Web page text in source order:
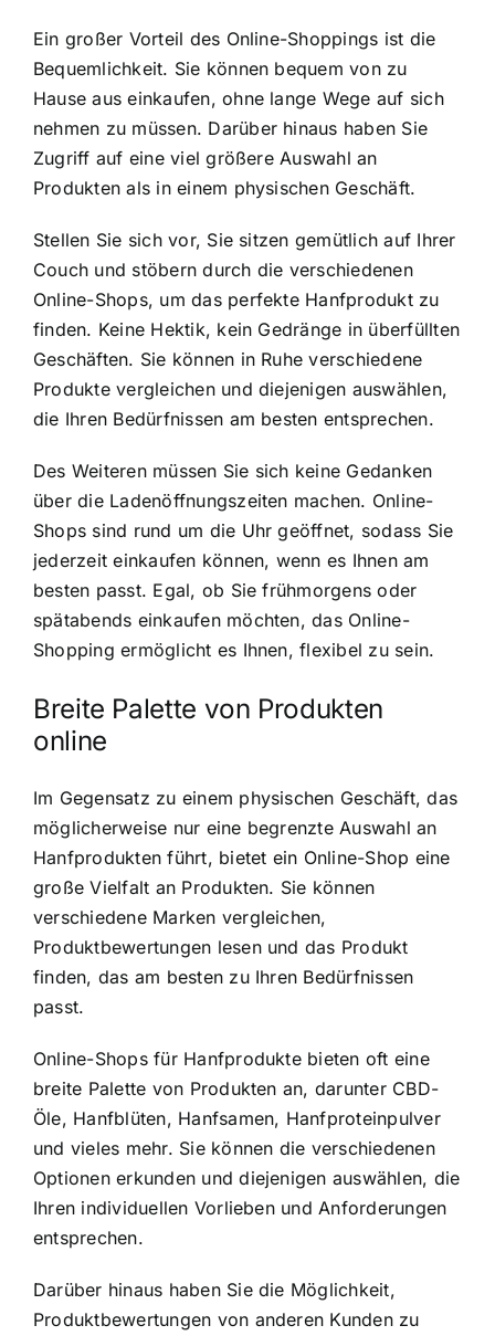
Ein großer Vorteil des Online-Shoppings ist die
Bequemlichkeit. Sie können bequem von zu
Hause aus einkaufen, ohne lange Wege auf sich
nehmen zu müssen. Darüber hinaus haben Sie
Zugriff auf eine viel größere Auswahl an
Produkten als in einem physischen Geschäft.
Stellen Sie sich vor, Sie sitzen gemütlich auf Ihrer
Couch und stöbern durch die verschiedenen
Online-Shops, um das perfekte Hanfprodukt zu
finden. Keine Hektik, kein Gedränge in überfüllten
Geschäften. Sie können in Ruhe verschiedene
Produkte vergleichen und diejenigen auswählen,
die Ihren Bedürfnissen am besten entsprechen.
Des Weiteren müssen Sie sich keine Gedanken
über die Ladenöffnungszeiten machen. Online-
Shops sind rund um die Uhr geöffnet, sodass Sie
jederzeit einkaufen können, wenn es Ihnen am
besten passt. Egal, ob Sie frühmorgens oder
spätabends einkaufen möchten, das Online-
Shopping ermöglicht es Ihnen, flexibel zu sein.
Breite Palette von Produkten
online
Im Gegensatz zu einem physischen Geschäft, das
möglicherweise nur eine begrenzte Auswahl an
Hanfprodukten führt, bietet ein Online-Shop eine
große Vielfalt an Produkten. Sie können
verschiedene Marken vergleichen,
Produktbewertungen lesen und das Produkt
finden, das am besten zu Ihren Bedürfnissen
passt.
Online-Shops für Hanfprodukte bieten oft eine
breite Palette von Produkten an, darunter CBD-
Öle, Hanfblüten, Hanfsamen, Hanfproteinpulver
und vieles mehr. Sie können die verschiedenen
Optionen erkunden und diejenigen auswählen, die
Ihren individuellen Vorlieben und Anforderungen
entsprechen.
Darüber hinaus haben Sie die Möglichkeit,
Produktbewertungen von anderen Kunden zu